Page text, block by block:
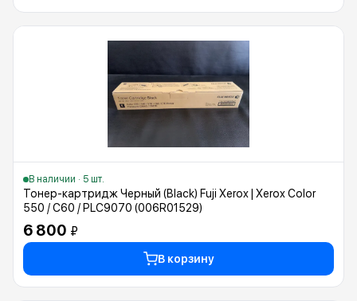
В наличии · 5 шт.
Тонер-картридж Черный (Black) Fuji Xerox | Xerox Color
550 / C60 / PLC9070 (006R01529)
6 800 ₽
В корзину